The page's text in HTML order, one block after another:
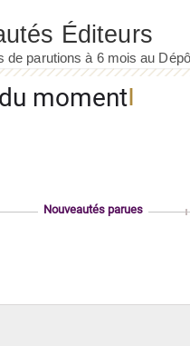
moment
Nouveautés parues